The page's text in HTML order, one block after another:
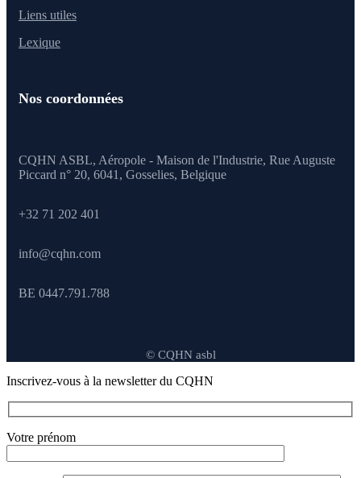
Liens utiles
Lexique
Nos coordonnées
CQHN ASBL, Aéropole - Maison de l'Industrie, Rue Auguste
Piccard n° 20, 6041, Gosselies, Belgique
+32 71 202 401
info@cqhn.com
BE 0447.791.788
© CQHN asbl
Inscrivez-vous à la newsletter du CQHN
Votre prénom